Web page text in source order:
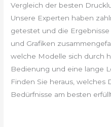
Vergleich der besten
Unsere Experten haben
getestet und die
und Grafiken
welche Modelle sich durch
Bedienung und eine lange
Finden Sie heraus, welches
Bedürfnisse am besten